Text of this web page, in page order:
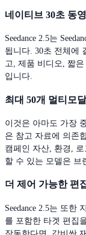
네이티브 30초 동
Seedance 2.5는
됩니다. 30초 전체에
고, 제품 비디오, 짧
입니다.
최대 50개 멀티모
이것은 아마도 가장
은 참고 자료에 의존
캠페인 자산, 환경,
할 수 있는 모델은 브
더 제어 가능한 편
Seedance 2.5는 또한
를 포함한 타겟 편집